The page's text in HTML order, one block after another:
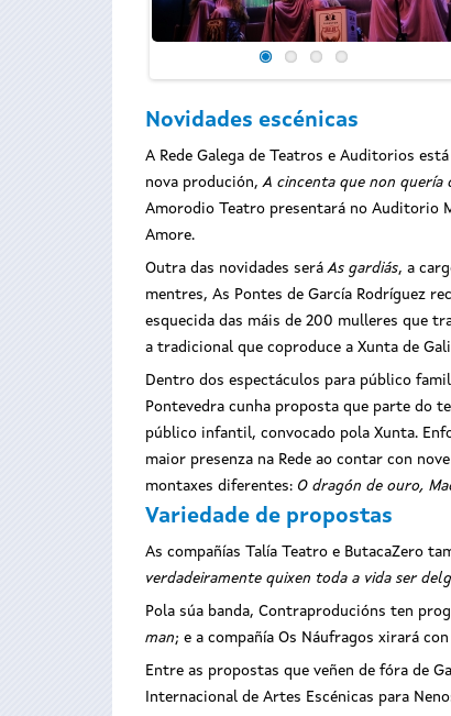
Novidades escénicas
A Rede Galega de Teatros e Auditorios
nova produción,A cincenta que non quería
Amorodio Teatro presentará no Auditorio
Amore.
Outra das novidades seráAs gardiás, a
mentres, As Pontes de García Rodríguez
esquecida das máis de 200 mulleres que
a tradicional que coproduce a Xunta de
Dentro dos espectáculos para público
Pontevedra cunha proposta que parte do
público infantil, convocado pola Xunta.
maior presenza na Rede ao contar con
montaxes diferentes: O dragón de ouro,
Variedade de propostas
As compañías Talía Teatro e ButacaZero
verdadeiramente quixen toda a vida ser
Pola súa banda, Contraproducións ten
man; e a compañía Os Náufragos xirará con
Entre as propostas que veñen de fóra de
Internacional de Artes Escénicas para